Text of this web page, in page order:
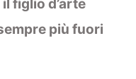
figlio d’arte
più fuori